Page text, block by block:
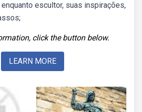
escultor, suas inspirações,
click the button below.
LEARN MORE